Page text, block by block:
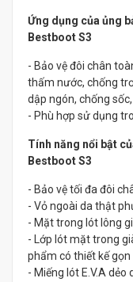
Ứng dụng của ủng
Bestboot S3
- Bảo vệ đôi chân
thấm nước, chống
dập ngón, chống
- Phù hợp sử dụng
Tính năng nổi bật
Bestboot S3
- Bảo vệ tối đa đôi
- Vỏ ngoài da thật
- Mặt trong lót lông
- Lớp lót mặt trong
phẩm có thiết kế gọn
- Miếng lót E.V.A